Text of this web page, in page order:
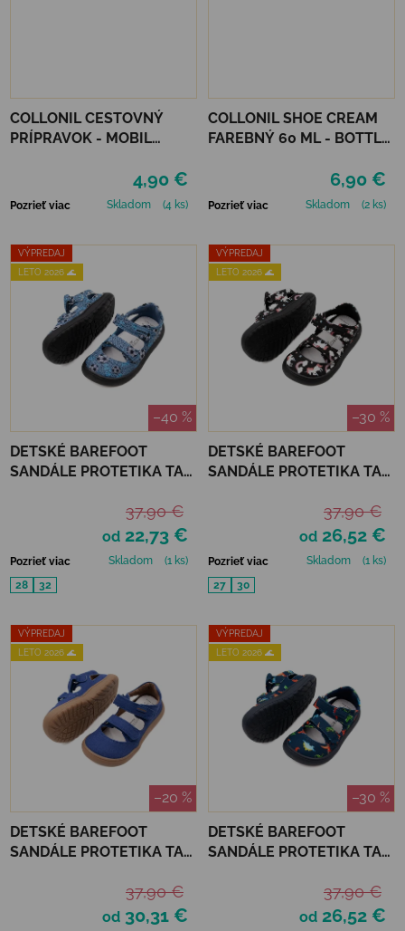
COLLONIL CESTOVNÝ
PRÍPRAVOK - MOBIL
4,90 €
Pozrieť viac Skladom (4 ks)
COLLONIL SHOE CREAM
FAREBNÝ 60 ML - BOTTLE
6,90 €
Pozrieť viac Skladom (2 ks)
VÝPREDAJ
LETO 2026 🌊
–40 %
DETSKÉ BAREFOOT
SANDÁLE PROTETIKA TAFI
od 22,73 €
37,90 €
Pozrieť viac Skladom
(1 ks)
28
32
VÝPREDAJ
LETO 2026 🌊
–30 %
DETSKÉ BAREFOOT
SANDÁLE PROTETIKA TAFI
od 26,52 €
37,90 €
Pozrieť viac Skladom
(1 ks)
27
30
VÝPREDAJ
LETO 2026 🌊
–20 %
DETSKÉ BAREFOOT
SANDÁLE PROTETIKA TAFI
od 30,31 €
37,90 €
VÝPREDAJ
LETO 2026 🌊
–30 %
DETSKÉ BAREFOOT
SANDÁLE PROTETIKA TAFI
od 26,52 €
37,90 €